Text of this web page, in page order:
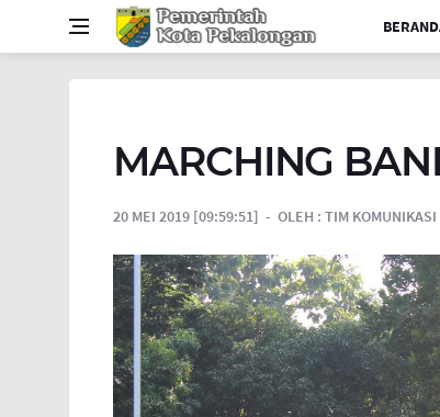
MARCHING
20 MEI 2019 [09:59:51] OLEH : TIM